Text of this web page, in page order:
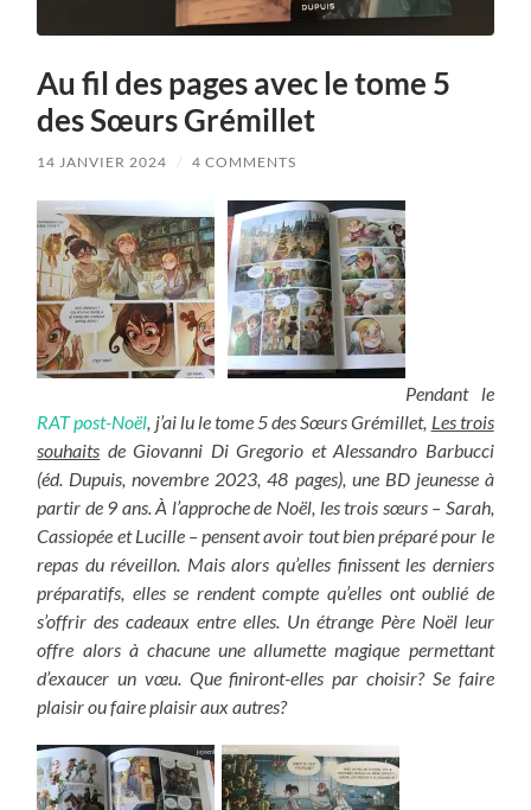
Au fil des pages avec le tome 5
des Sœurs Grémillet
14 JANVIER 2024 / 4 COMMENTS
Pendant le
RAT post-Noël, j’ai lu le tome 5 des Sœurs Grémillet, Les trois
souhaits de Giovanni Di Gregorio et Alessandro Barbucci
(éd. Dupuis, novembre 2023, 48 pages), une BD jeunesse à
partir de 9 ans. À l’approche de Noël, les trois sœurs – Sarah,
Cassiopée et Lucille – pensent avoir tout bien préparé pour le
repas du réveillon. Mais alors qu’elles finissent les derniers
préparatifs, elles se rendent compte qu’elles ont oublié de
s’offrir des cadeaux entre elles. Un étrange Père Noël leur
offre alors à chacune une allumette magique permettant
d’exaucer un vœu. Que finiront-elles par choisir? Se faire
plaisir ou faire plaisir aux autres?